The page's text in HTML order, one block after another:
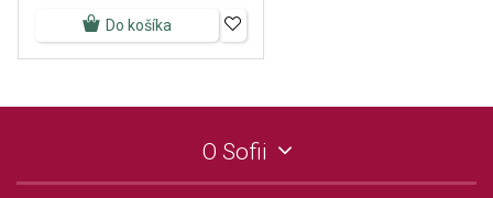
Do košíka
O Sofii